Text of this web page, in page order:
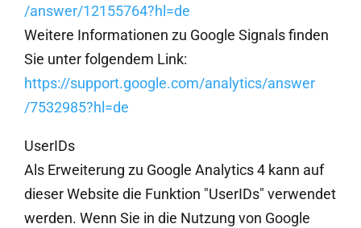
/answer/12155764?hl=de
Weitere Informationen zu Google Signals finden
Sie unter folgendem Link:
https://support.google.com/analytics/answer
/7532985?hl=de
UserIDs
Als Erweiterung zu Google Analytics 4 kann auf
dieser Website die Funktion "UserIDs" verwendet
werden. Wenn Sie in die Nutzung von Google